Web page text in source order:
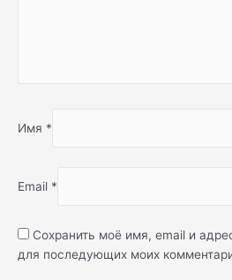
Имя *
Email *
Сохранить моё имя, email и
для последующих моих